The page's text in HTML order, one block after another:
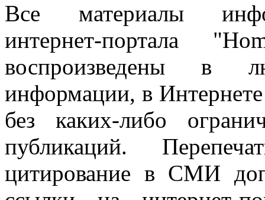
Все материалы
интернет-портала
воспроизведены в
информации, в
без каких-либо
публикаций.
цитирование в СМИ